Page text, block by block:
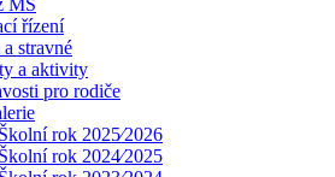
MŠ
řízení
stravné
a aktivity
pro rodiče
Školní rok 2025⁄2026
Školní rok 2024⁄2025